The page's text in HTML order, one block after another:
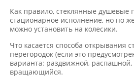
Как правило, стеклянные душевые
стационарное исполнение, но по
можно установить на колесики.
Что касается способа открывания
перегородок (если это
варианта: раздвижной,
вращающийся.